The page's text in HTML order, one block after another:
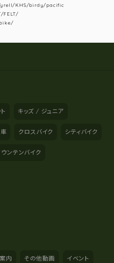
Tyrell/KHS/birdy/pacific
FELT/
キッズ / ジュニア
クロスバイク シティバイク
ンテンバイク
内 その他動画 イベント